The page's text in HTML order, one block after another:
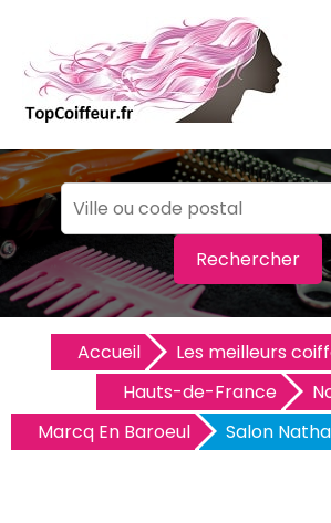
Rechercher
Accueil
Les meilleurs
Hauts-de-France
Marcq En Baroeul
Salon